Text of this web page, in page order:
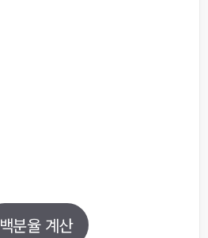
백분율 계산